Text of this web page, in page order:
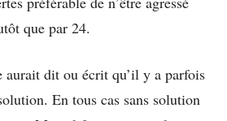
que par 24.
aurait dit ou écrit qu’il y a parfois
En tous cas sans solution